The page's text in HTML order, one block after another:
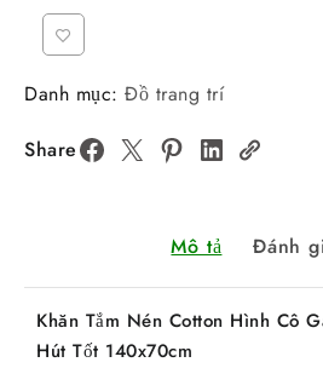
Danh mục: Đồ trang trí
Share
Mô tả Đánh
Khăn Tắm Nén Cotton Hình Cô
Hút Tốt 140x70cm